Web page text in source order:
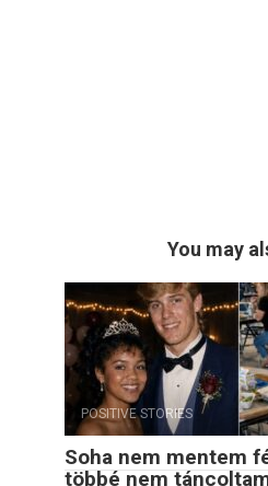
You may
POSITIVE STORIES
Soha nem mentem
többé nem